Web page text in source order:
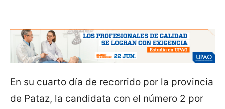
En su cuarto día de recorrido por la provincia
de Pataz, la candidata con el número 2 por